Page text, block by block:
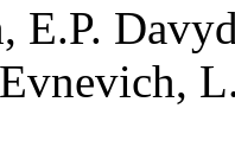
E.P.